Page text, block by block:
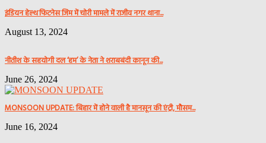
इंडियन हेल्थ फिटनेस जिम में चोरी मामले में राजीव नगर थाना...
August 13, 2024
नीतीश के सहयोगी दल ‘हम’ के नेता ने शराबबंदी कानून की...
June 26, 2024
MONSOON UPDATE: बिहार में होने वाली है मानसून की एंट्री, मौसम...
June 16, 2024